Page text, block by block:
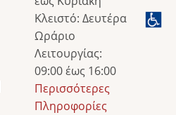
Κλειστό: Δευτέρα
Ωράριο
Λειτουργίας:
09:00 έως 16:00
Περισσότερες
Πληροφορίες